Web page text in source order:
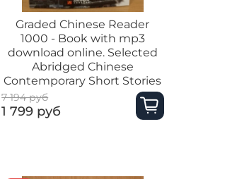
Graded Chinese Reader
1000 - Book with mp3
download online. Selected
Abridged Chinese
Contemporary Short Stories
7 194 руб
1 799 руб